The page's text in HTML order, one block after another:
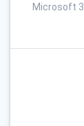
Microsoft